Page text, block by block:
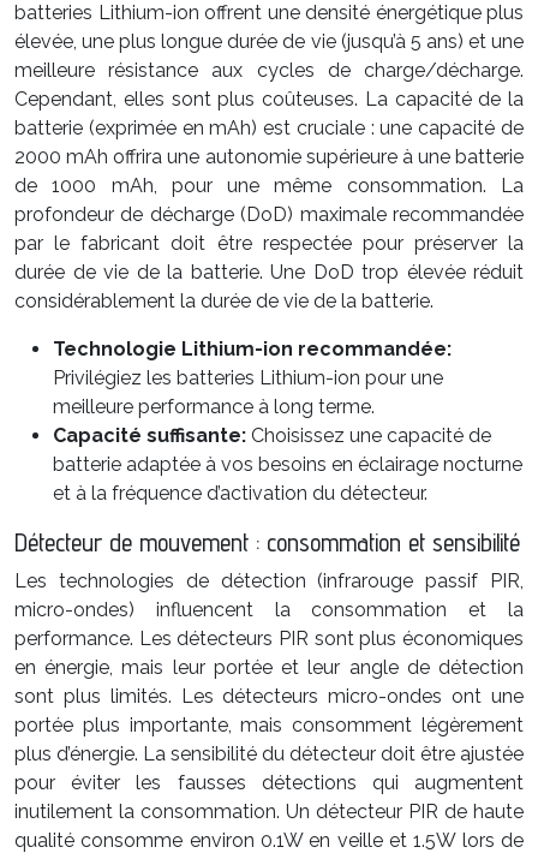
batteries Lithium-ion offrent une densité énergétique plus
élevée, une plus longue durée de vie (jusqu’à 5 ans) et une
meilleure résistance aux cycles de charge/décharge.
Cependant, elles sont plus coûteuses. La capacité de la
batterie (exprimée en mAh) est cruciale : une capacité de
2000 mAh offrira une autonomie supérieure à une batterie
de 1000 mAh, pour une même consommation. La
profondeur de décharge (DoD) maximale recommandée
par le fabricant doit être respectée pour préserver la
durée de vie de la batterie. Une DoD trop élevée réduit
considérablement la durée de vie de la batterie.
Technologie Lithium-ion recommandée:
Privilégiez les batteries Lithium-ion pour une
meilleure performance à long terme.
Capacité suffisante: Choisissez une capacité de
batterie adaptée à vos besoins en éclairage nocturne
et à la fréquence d’activation du détecteur.
Détecteur de mouvement : consommation et sensibilité
Les technologies de détection (infrarouge passif PIR,
micro-ondes) influencent la consommation et la
performance. Les détecteurs PIR sont plus économiques
en énergie, mais leur portée et leur angle de détection
sont plus limités. Les détecteurs micro-ondes ont une
portée plus importante, mais consomment légèrement
plus d’énergie. La sensibilité du détecteur doit être ajustée
pour éviter les fausses détections qui augmentent
inutilement la consommation. Un détecteur PIR de haute
qualité consomme environ 0.1W en veille et 1.5W lors de